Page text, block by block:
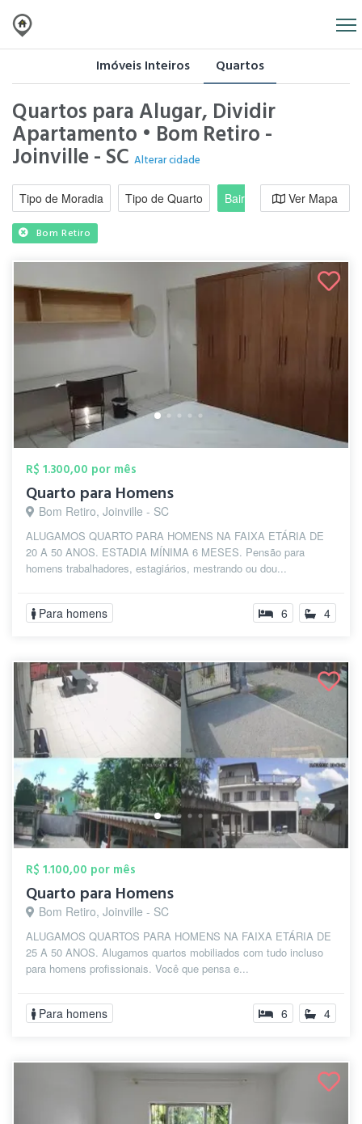
Imóveis Inteiros Quartos
Quartos para Alugar, Dividir
Apartamento • Bom Retiro -
Joinville - SC Alterar cidade
Tipo de Moradia Tipo de Quarto Bairro / RegiãoVer Mapa
Bom Retiro
R$ 1.300,00 por mês
Quarto para Homens
Bom Retiro, Joinville - SC
ALUGAMOS QUARTO PARA HOMENS NA FAIXA ETÁRIA DE
20 A 50 ANOS. ESTADIA MÍNIMA 6 MESES. Pensão para
homens trabalhadores, estagiários, mestrando ou dou...
Para homens 6 4
R$ 1.100,00 por mês
Quarto para Homens
Bom Retiro, Joinville - SC
ALUGAMOS QUARTOS PARA HOMENS NA FAIXA ETÁRIA DE
25 A 50 ANOS. Alugamos quartos mobiliados com tudo incluso
para homens profissionais. Você que pensa e...
Para homens 6 4